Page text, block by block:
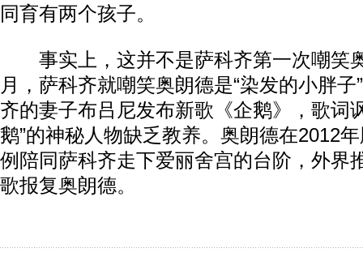
同育有两个孩子。
事实上，这并不是萨科齐第一次嘲笑
月，萨科齐就嘲笑奥朗德是“染发的小胖
齐的妻子布吕尼发布新歌《企鹅》，歌词
鹅”的神秘人物缺乏教养。奥朗德在2012
例陪同萨科齐走下爱丽舍宫的台阶，外界
歌报复奥朗德。